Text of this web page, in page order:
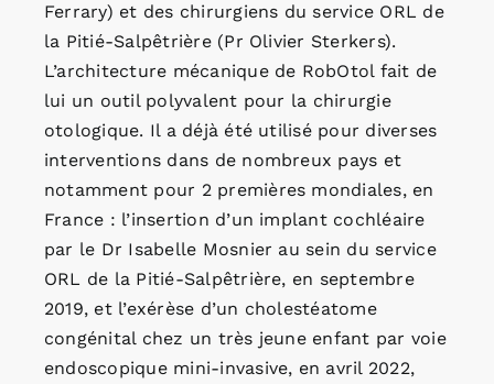
Ferrary) et des chirurgiens du service ORL de
la Pitié-Salpêtrière (Pr Olivier Sterkers).
L’architecture mécanique de RobOtol fait de
lui un outil polyvalent pour la chirurgie
otologique. Il a déjà été utilisé pour diverses
interventions dans de nombreux pays et
notamment pour 2 premières mondiales, en
France : l’insertion d’un implant cochléaire
par le Dr Isabelle Mosnier au sein du service
ORL de la Pitié-Salpêtrière, en septembre
2019, et l’exérèse d’un cholestéatome
congénital chez un très jeune enfant par voie
endoscopique mini-invasive, en avril 2022,